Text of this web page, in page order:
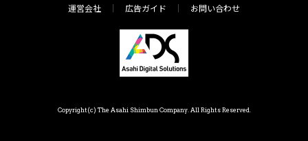
運営会社 広告ガイド お問い合わせ
Copyright(c) The Asahi Shimbun Company. All Rights Reserved.